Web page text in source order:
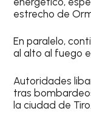
estrecho de
En paralelo,
al alto al fuego
Autoridades
tras
la ciudad de Tiro.